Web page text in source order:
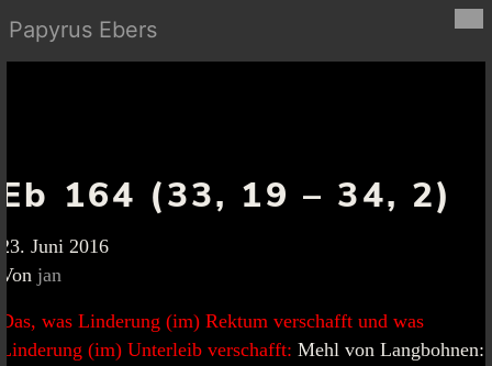
Papyrus Ebers
Eb 164 (33, 19 – 34, 2)
23. Juni 2016
Von jan
Das, was Linderung (im) Rektum verschafft und was
Linderung (im) Unterleib verschafft: Mehl von Langbohnen: